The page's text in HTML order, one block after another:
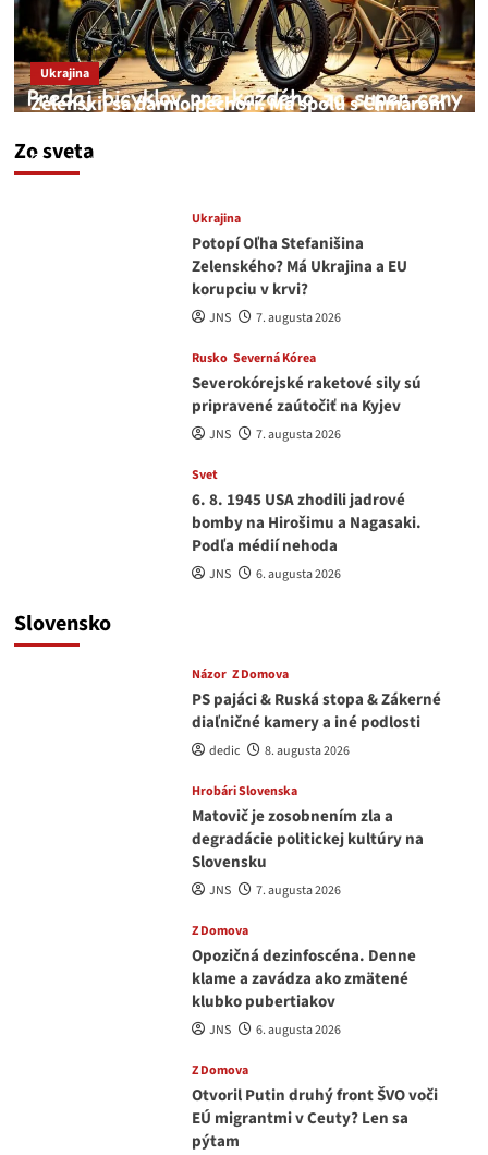
Zo sveta
Ukrajina
Zelenskij sa darmo pechorí. Má spolu s Chmarom
medvedar
Ukrajina
Potopí Oľha Stefanišina
Zelenského? Má Ukrajina a EU
korupciu v krvi?
JNS 7. augusta 2026
Rusko Severná Kórea
Severokórejské raketové sily sú
pripravené zaútočiť na Kyjev
JNS 7. augusta 2026
Svet
6. 8. 1945 USA zhodili jadrové
bomby na Hirošimu a Nagasaki.
Podľa médií nehoda
JNS 6. augusta 2026
Slovensko
Názor Z Domova
PS pajáci & Ruská stopa & Zákerné
diaľničné kamery a iné podlosti
dedic 8. augusta 2026
Hrobári Slovenska
Matovič je zosobnením zla a
degradácie politickej kultúry na
Slovensku
JNS 7. augusta 2026
Z Domova
Opozičná dezinfoscéna. Denne
klame a zavádza ako zmätené
klubko pubertiakov
JNS 6. augusta 2026
Z Domova
Otvoril Putin druhý front ŠVO voči
EÚ migrantmi v Ceuty? Len sa
pýtam